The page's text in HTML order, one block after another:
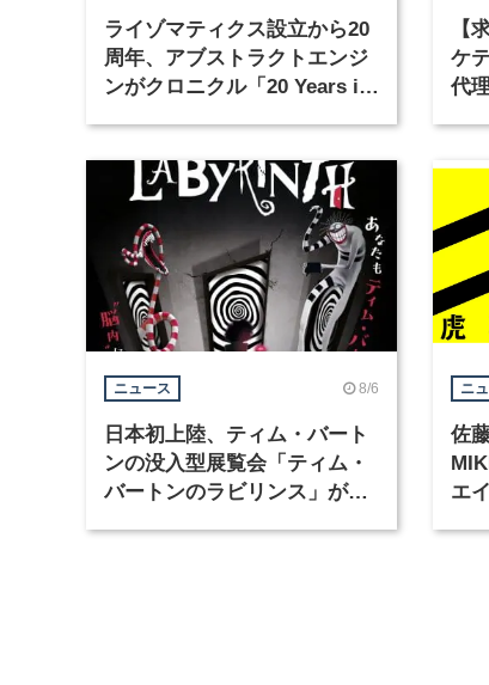
ライゾマティクス設立から20
周年、アブストラクトエンジ
ンがクロニクル「20 Years in
【
ケ
代
ニュース 8/6
日本初上陸、ティム・バート
ンの没入型展覧会「ティム・
バートンのラビリンス」が東
ニ
佐
エ